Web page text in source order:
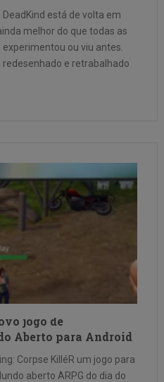
está de volta em
melhor do que todas as
ou viu antes.
e retrabalhado
incluindo movimentos de
jogo de
Aberto para Android
Corpse KilléR um jogo para
aberto ARPG do dia do